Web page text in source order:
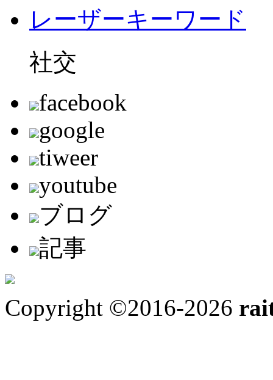
レーザーキーワード
社交
facebook
google
tiweer
youtube
ブログ
記事
Copyright ©2016-2026